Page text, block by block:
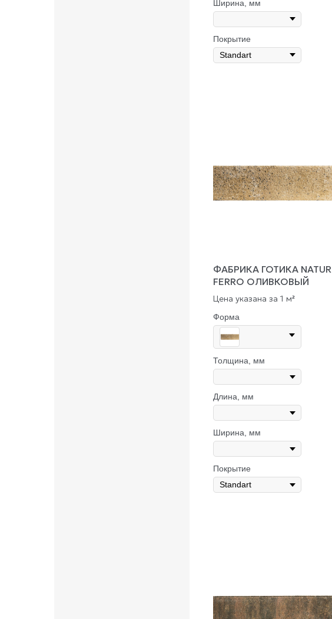
Ширина, мм
Покрытие
ФАБРИКА ГОТИКА NATUR
FERRO ОЛИВКОВЫЙ
Цена указана за 1 м²
Форма
Толщина, мм
Длина, мм
Ширина, мм
Покрытие